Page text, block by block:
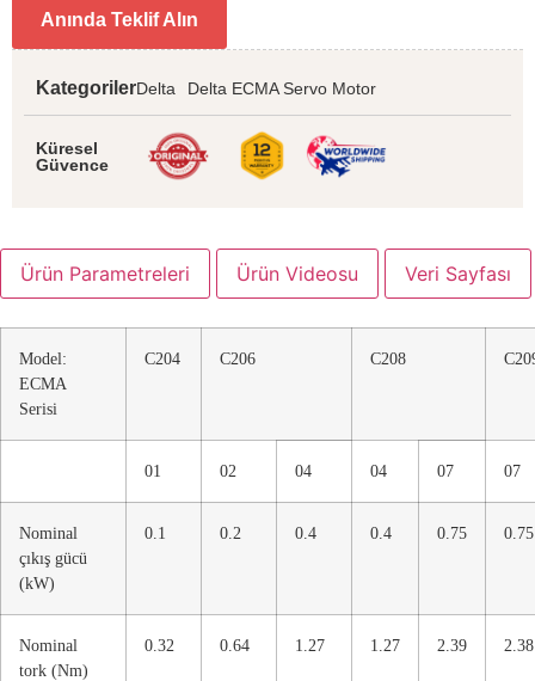
Anında Teklif Alın
KategorilerDelta Delta ECMA Servo Motor
Küresel
Güvence
Ürün Parametreleri Ürün Videosu Veri Sayfası
Model:
ECMA
Serisi
C204 C206 C208
01 02 04 04 07 07
Nominal
çıkış gücü
(kW)
0.1 0.2 0.4 0.4 0.75 0.75
Nominal
tork (Nm)
0.32 0.64 1.27 1.27 2.39 2.38